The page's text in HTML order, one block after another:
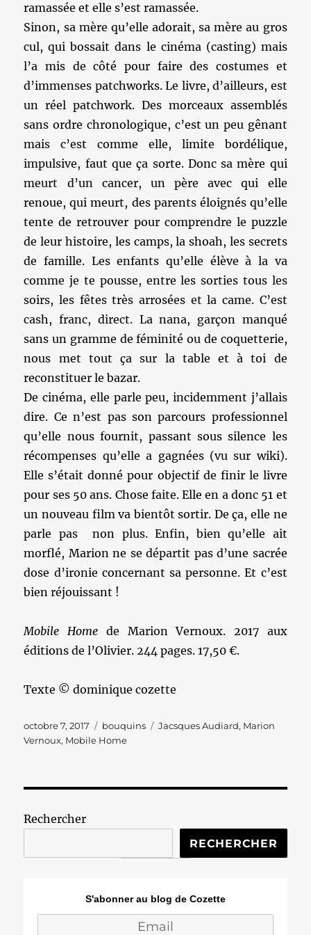
ramassée et elle s’est ramassée.
Sinon, sa mère qu’elle adorait, sa mère au gros
cul, qui bossait dans le cinéma (casting) mais
l’a mis de côté pour faire des costumes et
d’immenses patchworks. Le livre, d’ailleurs, est
un réel patchwork. Des morceaux assemblés
sans ordre chronologique, c’est un peu gênant
mais c’est comme elle, limite bordélique,
impulsive, faut que ça sorte. Donc sa mère qui
meurt d’un cancer, un père avec qui elle
renoue, qui meurt, des parents éloignés qu’elle
tente de retrouver pour comprendre le puzzle
de leur histoire, les camps, la shoah, les secrets
de famille. Les enfants qu’elle élève à la va
comme je te pousse, entre les sorties tous les
soirs, les fêtes très arrosées et la came. C’est
cash, franc, direct. La nana, garçon manqué
sans un gramme de féminité ou de coquetterie,
nous met tout ça sur la table et à toi de
reconstituer le bazar.
De cinéma, elle parle peu, incidemment j’allais
dire. Ce n’est pas son parcours professionnel
qu’elle nous fournit, passant sous silence les
récompenses qu’elle a gagnées (vu sur wiki).
Elle s’était donné pour objectif de finir le livre
pour ses 50 ans. Chose faite. Elle en a donc 51 et
un nouveau film va bientôt sortir. De ça, elle ne
parle pas non plus. Enfin, bien qu’elle ait
morflé, Marion ne se départit pas d’une sacrée
dose d’ironie concernant sa personne. Et c’est
bien réjouissant !
Mobile Home de Marion Vernoux. 2017 aux
éditions de l’Olivier. 244 pages. 17,50 €.
Texte © dominique cozette
Publié
le
octobre 7, 2017 Catégories
bouquins Étiquettes
Jacsques Audiard, Marion
Vernoux, Mobile Home
Rechercher
RECHERCHER
S'abonner au blog de Cozette